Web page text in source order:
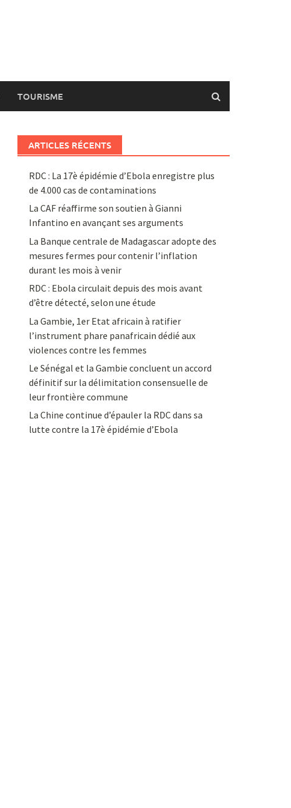
TOURISME
ARTICLES RÉCENTS
RDC : La 17è épidémie d’Ebola enregistre plus
de 4.000 cas de contaminations
La CAF réaffirme son soutien à Gianni
Infantino en avançant ses arguments
La Banque centrale de Madagascar adopte des
mesures fermes pour contenir l’inflation
durant les mois à venir
RDC : Ebola circulait depuis des mois avant
d’être détecté, selon une étude
La Gambie, 1er Etat africain à ratifier
l’instrument phare panafricain dédié aux
violences contre les femmes
Le Sénégal et la Gambie concluent un accord
définitif sur la délimitation consensuelle de
leur frontière commune
La Chine continue d’épauler la RDC dans sa
lutte contre la 17è épidémie d’Ebola